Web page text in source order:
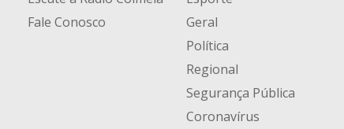
Fale Conosco
Geral
Política
Regional
Segurança Pública
Coronavírus